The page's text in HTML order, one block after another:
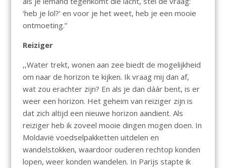
‘heb je lol?’ en voor je het weet, heb je een mooie
ontmoeting.”
Reiziger
,,Water trekt, wonen aan zee biedt de mogelijkheid
om naar de horizon te kijken. Ik vraag mij dan af,
wat zou erachter zijn? En als je dan dáár bent, is er
weer een horizon. Het geheim van reiziger zijn is
dat zich altijd een nieuwe horizon aandient. Als
reiziger heb ik zoveel mooie dingen mogen doen. In
Moldavië voedselpakketten uitdelen en
wandelstokken, waardoor ouderen rechtop konden
lopen, weer konden wandelen. In Parijs stapte ik